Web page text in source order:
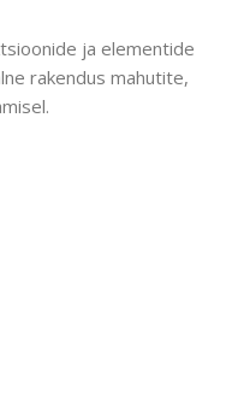
ja elementide
rakendus mahutite,